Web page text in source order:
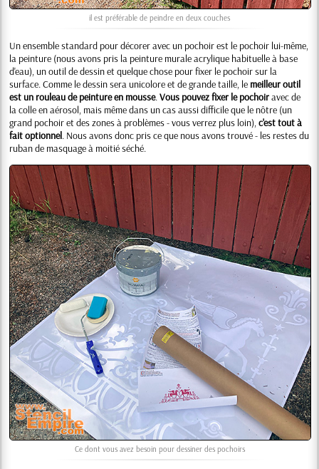
il est préférable de peindre en deux couches
Un ensemble standard pour décorer avec un pochoir est le pochoir lui-même,
la peinture (nous avons pris la peinture murale acrylique habituelle à base
d'eau), un outil de dessin et quelque chose pour fixer le pochoir sur la
surface. Comme le dessin sera unicolore et de grande taille, le meilleur outil
est un rouleau de peinture en mousse.Vous pouvez fixer le pochoiravec de
la colle en aérosol, mais même dans un cas aussi difficile que le nôtre (un
grand pochoir et des zones à problèmes - vous verrez plus loin),c'est tout à
fait optionnel. Nous avons donc pris ce que nous avons trouvé - les restes du
ruban de masquage à moitié séché.
Ce dont vous avez besoin pour dessiner des pochoirs